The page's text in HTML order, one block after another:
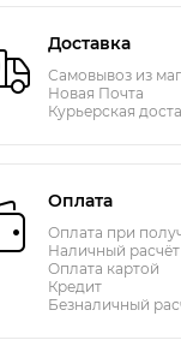
Доставка
Самовывоз из
Новая Почта
Курьерская
Оплата
Оплата при
Наличный расчёт
Оплата картой
Кредит
Безналичный